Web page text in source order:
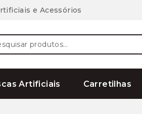
e Acessórios
Artificiais Carretilhas